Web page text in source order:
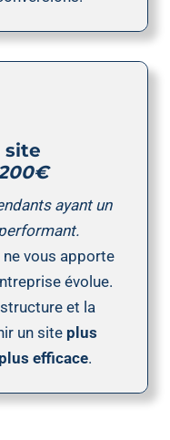
site
ayant un
vous apporte
évolue.
et la
un site plus
efficace.